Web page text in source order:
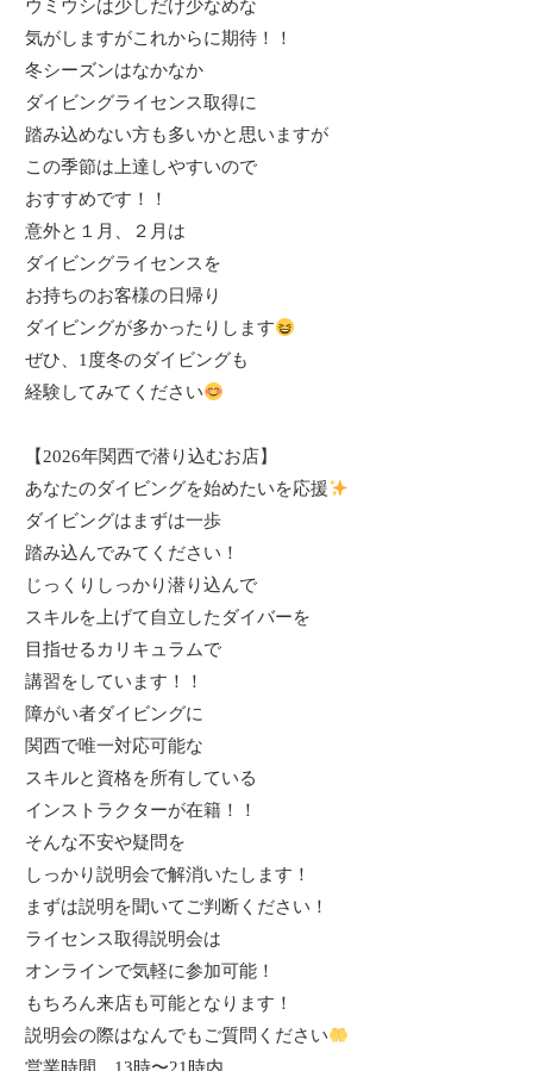
ウミウシは少しだけ少なめな
気がしますがこれからに期待！！
冬シーズンはなかなか
ダイビングライセンス取得に
踏み込めない方も多いかと思いますが
この季節は上達しやすいので
おすすめです！！
意外と１月、２月は
ダイビングライセンスを
お持ちのお客様の日帰り
ダイビングが多かったりします
ぜひ、1度冬のダイビングも
経験してみてください
【 2026年関西で潜り込むお店】
あなたのダイビングを始めたいを応援
ダイビングはまずは一歩
踏み込んでみてください！
じっくりしっかり潜り込んで
スキルを上げて自立したダイバーを
目指せるカリキュラムで
講習をしています！！
障がい者ダイビングに
関西で唯一対応可能な
スキルと資格を所有している
インストラクターが在籍！！
そんな不安や疑問を
しっかり説明会で解消いたします！
まずは説明を聞いてご判断ください！
ライセンス取得説明会は
オンラインで気軽に参加可能！
もちろん来店も可能となります！
説明会の際はなんでもご質問ください